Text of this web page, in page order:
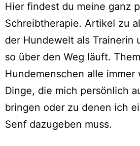
Hier findest du meine ganz
Schreibtherapie. Artikel zu
der Hundewelt als Trainerin
so über den Weg läuft.
Hundemenschen alle immer
Dinge, die mich persönlich
bringen oder zu denen ich
Senf dazugeben muss.